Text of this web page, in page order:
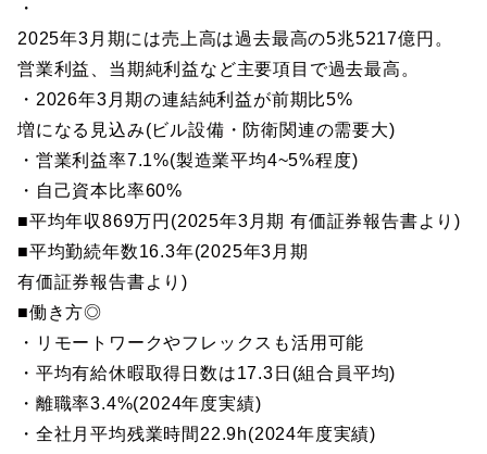
・
2025年3月期には売上高は過去最高の5兆5217億円。
営業利益、当期純利益など主要項目で過去最高。
・2026年3月期の連結純利益が前期比5%
増になる見込み(ビル設備・防衛関連の需要大)
・営業利益率7.1%(製造業平均4~5%程度)
・自己資本比率60%
■平均年収869万円(2025年3月期 有価証券報告書より)
■平均勤続年数16.3年(2025年3月期
有価証券報告書より)
■働き方◎
・リモートワークやフレックスも活用可能
・平均有給休暇取得日数は17.3日(組合員平均)
・離職率3.4%(2024年度実績)
・全社月平均残業時間22.9h(2024年度実績)